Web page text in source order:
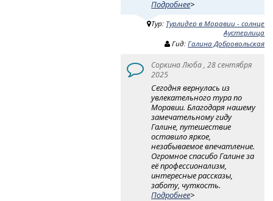
Подробнее>
Тур: Турлидер в Моравии - солнце
Аустерлица
Гид:Галина Добровольская
Соркина Люба , 28 сентября
2025
Сегодня вернулась из
увлекательного тура по
Моравии. Благодаря нашему
замечательному гиду
Галине, путешествие
оставило яркое,
незабываемое впечатление.
Огромное спасибо Галине за
её профессионализм,
интересные рассказы,
заботу, чуткость.
Подробнее>